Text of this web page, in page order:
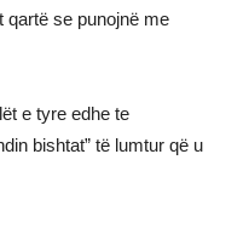
qartë se punojnë me
e tyre edhe te
bishtat” të lumtur që u